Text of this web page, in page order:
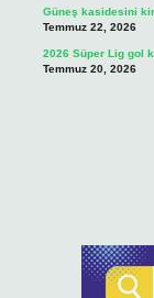
Güneş kasidesini
Temmuz 22, 2026
2026 Süper Lig gol
Temmuz 20, 2026